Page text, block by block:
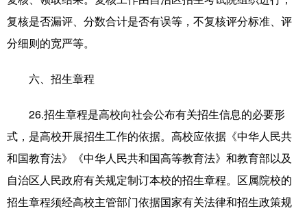
复核是否漏评、分数合计是否有误等，不复核评分标准、评
分细则的宽严等。
六、招生章程
26.招生章程是高校向社会公布有关招生信息的必要形
式，是高校开展招生工作的依据。高校应依据《中华人民共
和国教育法》《中华人民共和国高等教育法》和教育部以及
自治区人民政府有关规定制订本校的招生章程。区属院校的
招生章程须经高校主管部门依据国家有关法律和招生政策规